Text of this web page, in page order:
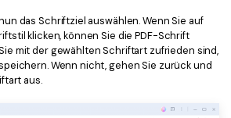
das Schriftziel auswählen. Wenn Sie auf
klicken, können Sie die PDF-Schrift
mit der gewählten Schriftart zufrieden sind,
Wenn nicht, gehen Sie zurück und
aus.